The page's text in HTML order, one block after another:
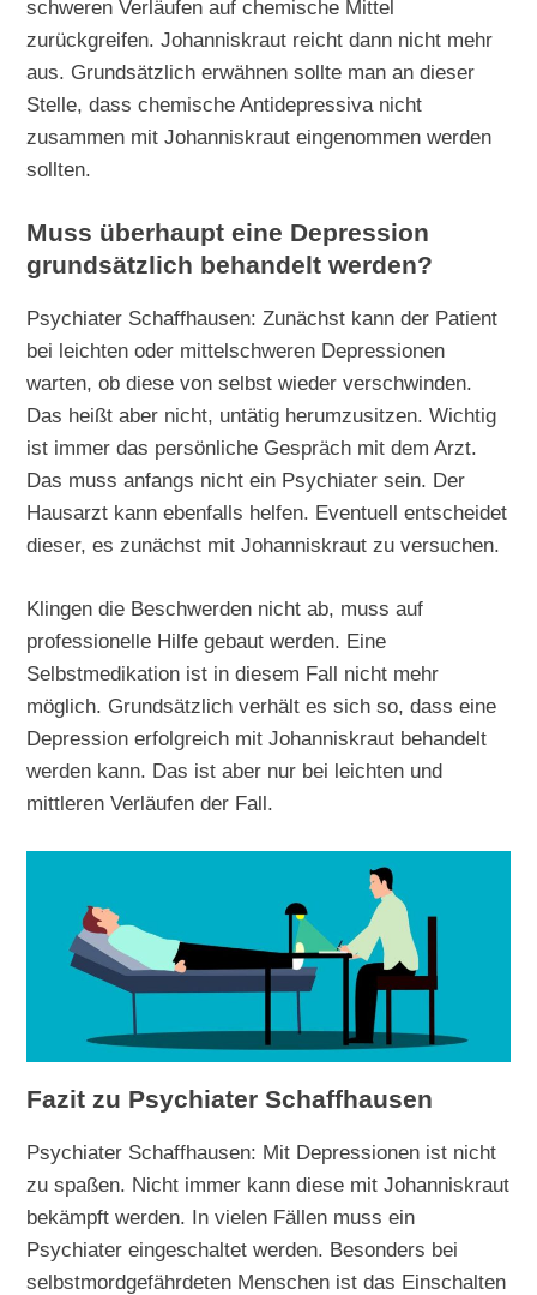
schweren Verläufen auf chemische Mittel
zurückgreifen. Johanniskraut reicht dann nicht mehr
aus. Grundsätzlich erwähnen sollte man an dieser
Stelle, dass chemische Antidepressiva nicht
zusammen mit Johanniskraut eingenommen werden
sollten.
Muss überhaupt eine Depression
grundsätzlich behandelt werden?
Psychiater Schaffhausen: Zunächst kann der Patient
bei leichten oder mittelschweren Depressionen
warten, ob diese von selbst wieder verschwinden.
Das heißt aber nicht, untätig herumzusitzen. Wichtig
ist immer das persönliche Gespräch mit dem Arzt.
Das muss anfangs nicht ein Psychiater sein. Der
Hausarzt kann ebenfalls helfen. Eventuell entscheidet
dieser, es zunächst mit Johanniskraut zu versuchen.
Klingen die Beschwerden nicht ab, muss auf
professionelle Hilfe gebaut werden. Eine
Selbstmedikation ist in diesem Fall nicht mehr
möglich. Grundsätzlich verhält es sich so, dass eine
Depression erfolgreich mit Johanniskraut behandelt
werden kann. Das ist aber nur bei leichten und
mittleren Verläufen der Fall.
Fazit zu Psychiater Schaffhausen
Psychiater Schaffhausen: Mit Depressionen ist nicht
zu spaßen. Nicht immer kann diese mit Johanniskraut
bekämpft werden. In vielen Fällen muss ein
Psychiater eingeschaltet werden. Besonders bei
selbstmordgefährdeten Menschen ist das Einschalten